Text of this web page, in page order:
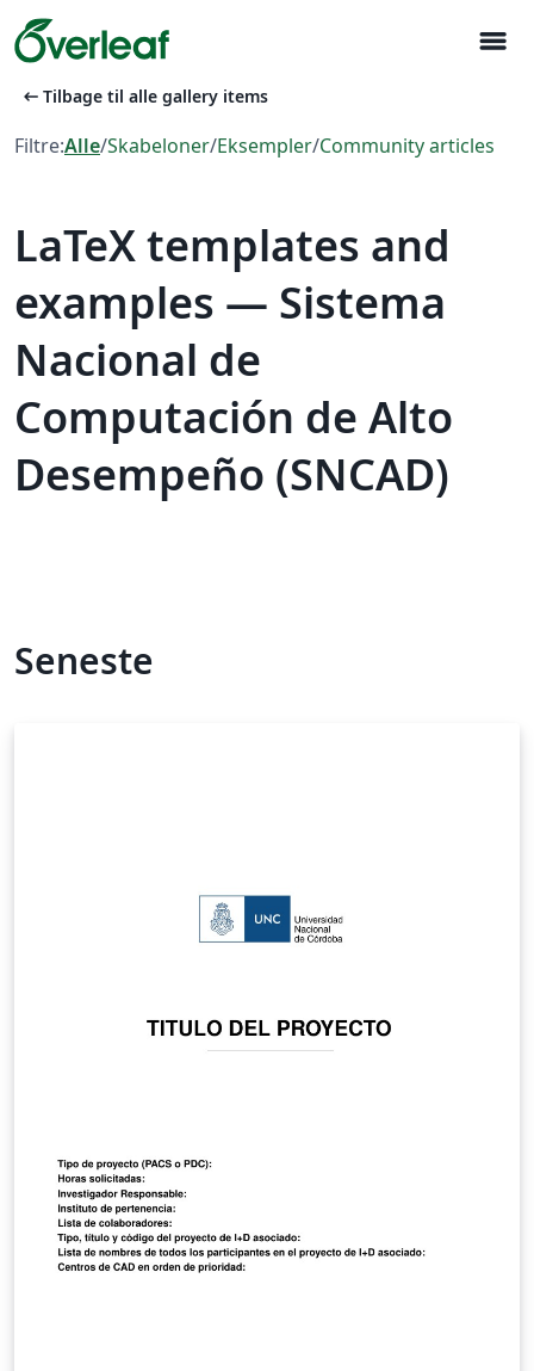
menu
arrow_left_alt Tilbage til alle gallery items
Filtre:Alle/Skabeloner/Eksempler/Community articles
LaTeX templates and
examples — Sistema
Nacional de
Computación de Alto
Desempeño (SNCAD)
Seneste